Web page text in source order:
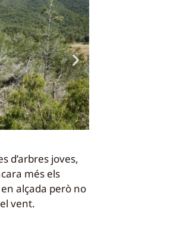
d’arbres joves,
més els
alçada però no
vent.